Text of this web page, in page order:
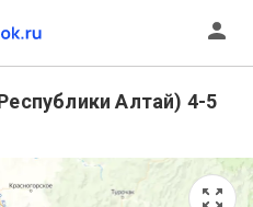
Алтай) 4-5